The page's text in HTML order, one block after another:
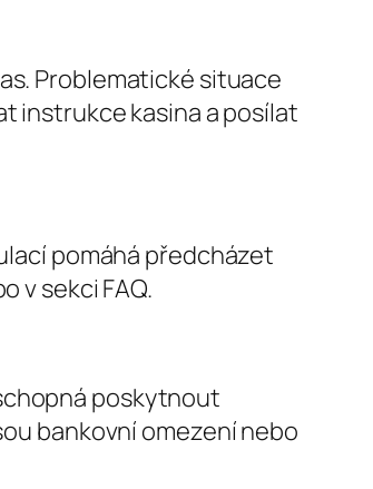
Problematické situace
instrukce kasina a posílat
pomáhá předcházet
v sekci FAQ.
poskytnout
bankovní omezení nebo